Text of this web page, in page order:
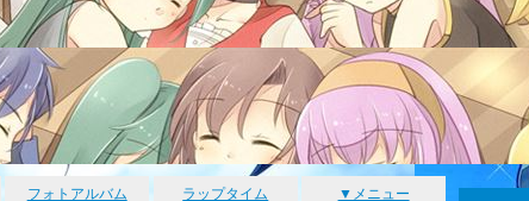
フォトアルバム ラップタイム ▼メニュー